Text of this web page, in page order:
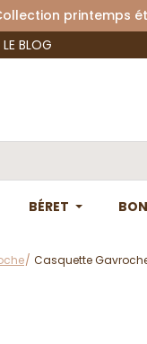
LE BLOG
BÉRET
Casquette